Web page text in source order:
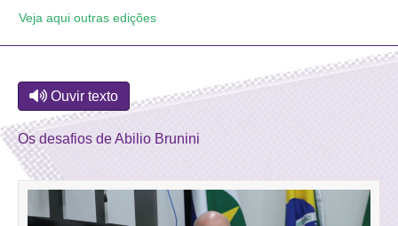
Veja aqui outras edições
Ouvir texto
Os desafios de Abilio Brunini